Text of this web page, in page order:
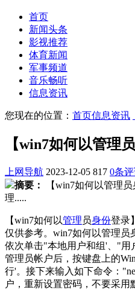
首页
新闻头条
影视推荐
体育新闻
军事频道
音乐畅听
信息资讯
您现在的位置： 首页信息资讯
【win7如何以管理
上网导航 2023-12-05 817 0条
摘要：
【win7如何以管理
理.....
【win7如何以管理 员身份登录
仅供参考。win7如何以管理员
依次单击"本地用户和组'、"用
管理员帐户后，按键盘上的
行'。接下来输入如下命令：
户，重新设置密码，不要采